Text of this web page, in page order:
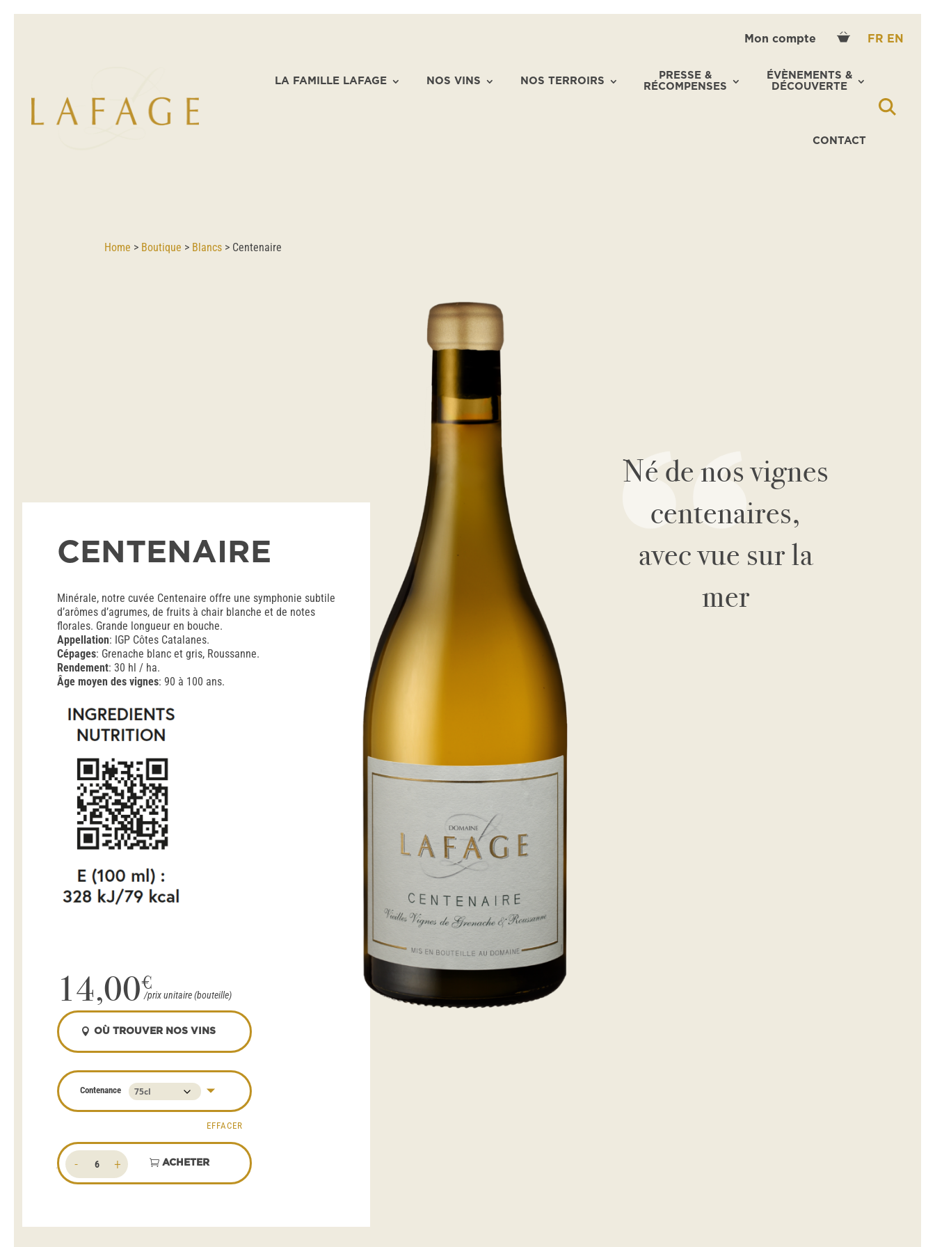
Mon compte FR EN
LA FAMILLE LAFAGE NOS VINS NOS TERROIRS
PRESSE &
RÉCOMPENSES
ÉVÈNEMENTS &
DÉCOUVERTE
CONTACT
Home > Boutique > Blancs > Centenaire
CENTENAIRE
Minérale, notre cuvée Centenaire offre une symphonie subtile
d’arômes d’agrumes, de fruits à chair blanche et de notes
florales. Grande longueur en bouche.
Appellation: IGP Côtes Catalanes.
Cépages: Grenache blanc et gris, Roussanne.
Rendement: 30 hl / ha.
Âge moyen des vignes: 90 à 100 ans.
14,00€
OÙ TROUVER NOS VINS
Contenance
EFFACER
quantité
de
Centenaire
ACHETER
Né de nos vignes
centenaires,
avec vue sur la
mer